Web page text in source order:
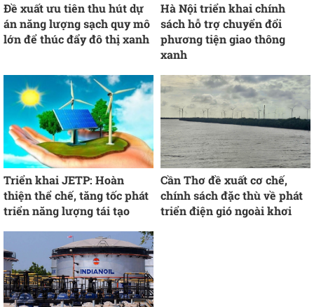
Đề xuất ưu tiên thu hút dự
án năng lượng sạch quy mô
lớn để thúc đẩy đô thị xanh
Hà Nội triển khai chính
sách hỗ trợ chuyển đổi
phương tiện giao thông
xanh
Triển khai JETP: Hoàn
thiện thể chế, tăng tốc phát
triển năng lượng tái tạo
Cần Thơ đề xuất cơ chế,
chính sách đặc thù về phát
triển điện gió ngoài khơi